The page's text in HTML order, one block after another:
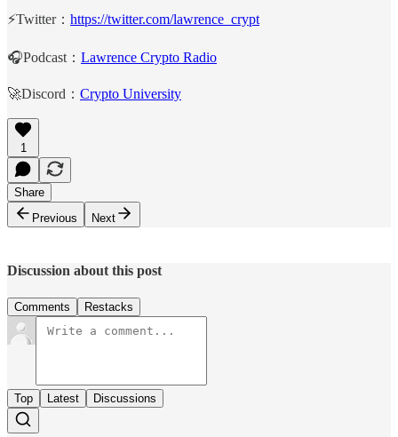
⚡️Twitter： https://twitter.com/lawrence_crypt
🎧Podcast： Lawrence Crypto Radio
🚀Discord： Crypto University
1
Share
Previous
Next
Discussion about this post
Comments Restacks
Top Latest Discussions